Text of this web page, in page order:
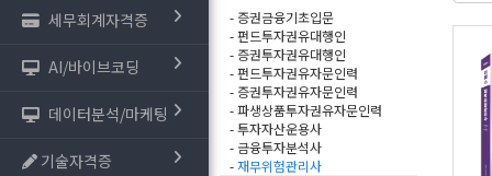
세무회계자격증
AI/바이브코딩
데이터분석/마케팅
기술자격증
- 증권금융기초입문
- 펀드투자권유대행인
- 증권투자권유대행인
- 펀드투자권유자문인력
- 증권투자권유자문인력
- 파생상품투자권유자문인력
- 투자자산운용사
- 금융투자분석사
-재무위험관리사